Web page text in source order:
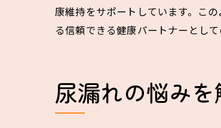
康維持をサポートしています。こ
る信頼できる健康パートナーとして
尿漏れの悩み